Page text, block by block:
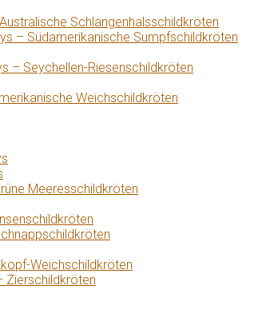
Schlangenhalsschildkröten
– Südamerikanische Sumpfschildkröten
– Seychellen-Riesenschildkröten
Weichschildkröten
Meeresschildkröten
Weichschildkröten
Zierschildkröten